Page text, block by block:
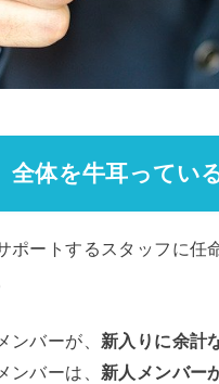
全体を牛耳ってい
ポートするスタッフに
ンバーが、 新入りに余計
ンバーは、 新人メンバー